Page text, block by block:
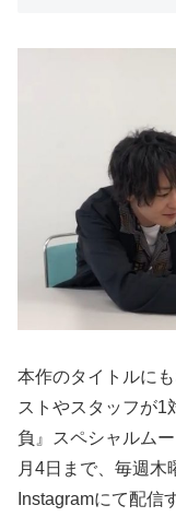
本作のタイトルに
ストやスタッフが1
負』スペシャルム
月4日まで、毎週木
Instagramにて配信